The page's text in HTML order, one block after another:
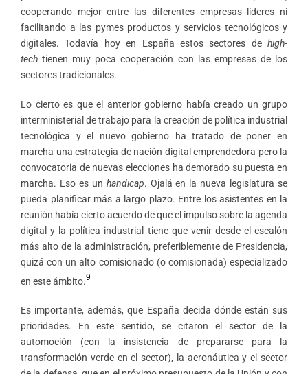
cooperando mejor entre las diferentes empresas líderes ni
facilitando a las pymes productos y servicios tecnológicos y
digitales. Todavía hoy en España estos sectores de high-
tech tienen muy poca cooperación con las empresas de los
sectores tradicionales.
Lo cierto es que el anterior gobierno había creado un grupo
interministerial de trabajo para la creación de política industrial
tecnológica y el nuevo gobierno ha tratado de poner en
marcha una estrategia de nación digital emprendedora pero la
convocatoria de nuevas elecciones ha demorado su puesta en
marcha. Eso es un handicap. Ojalá en la nueva legislatura se
pueda planificar más a largo plazo. Entre los asistentes en la
reunión había cierto acuerdo de que el impulso sobre la agenda
digital y la política industrial tiene que venir desde el escalón
más alto de la administración, preferiblemente de Presidencia,
quizá con un alto comisionado (o comisionada) especializado
en este ámbito.9
Es importante, además, que España decida dónde están sus
prioridades. En este sentido, se citaron el sector de la
automoción (con la insistencia de prepararse para la
transformación verde en el sector), la aeronáutica y el sector